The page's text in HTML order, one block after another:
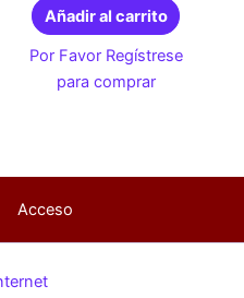
Añadir al carrito
Por Favor Regístrese
para comprar
Acceso